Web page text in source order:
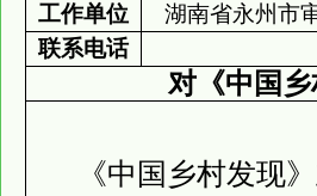
工作单位
湖南省永州市
联系电话
对《中国
《中国乡村发现